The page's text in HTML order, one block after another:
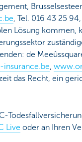
, Tel. 016 43 25
Lösung kommen,
de
insurance.be
das Recht, ein
Live oder an Ihren